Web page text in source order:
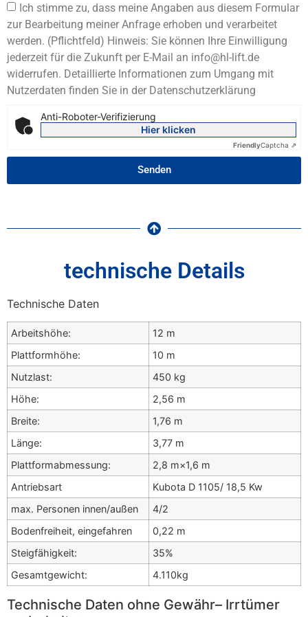
Ich stimme zu, dass meine Angaben aus diesem Formular
zur Bearbeitung meiner Anfrage erhoben und verarbeitet
werden. (Pflichtfeld) Hinweis: Sie können Ihre Einwilligung
jederzeit für die Zukunft per E-Mail an info@hl-lift.de
widerrufen. Detaillierte Informationen zum Umgang mit
Nutzerdaten finden Sie in der Datenschutzerklärung
Anti-Roboter-Verifizierung
Hier klicken
FriendlyCaptcha ⇗
Senden
technische Details
Technische Daten
Arbeitshöhe:
12 m
Plattformhöhe:
10 m
Nutzlast:
450 kg
Höhe:
2,56 m
Breite:
1,76 m
Länge:
3,77 m
Plattformabmessung:
2,8 m×1,6 m
Antriebsart
Kubota D 1105/ 18,5 Kw
max. Personen innen/außen
4/2
Bodenfreiheit, eingefahren
0,22 m
Steigfähigkeit:
35%
Gesamtgewicht:
4.110kg
Technische Daten ohne Gewähr– Irrtümer